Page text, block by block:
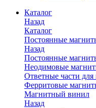
Каталог
Назад
Каталог
Постоянные
Назад
Постоянные
Неодимовые
Ответные части для
Ферритовые
Магнитный винил
Назад